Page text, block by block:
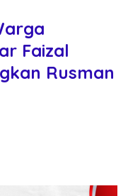
Faizal
Rusman